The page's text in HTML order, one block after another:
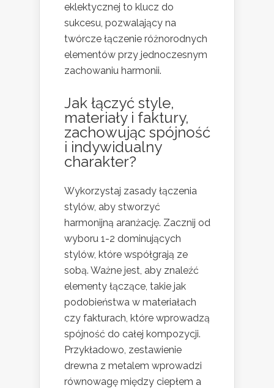
eklektycznej to klucz do
sukcesu, pozwalający na
twórcze łączenie różnorodnych
elementów przy jednoczesnym
zachowaniu harmonii.
Jak łączyć style,
materiały i faktury,
zachowując spójność
i indywidualny
charakter?
Wykorzystaj zasady łączenia
stylów, aby stworzyć
harmonijną aranżację. Zacznij od
wyboru 1-2 dominujących
stylów, które współgrają ze
sobą. Ważne jest, aby znaleźć
elementy łączące, takie jak
podobieństwa w materiałach
czy fakturach, które wprowadzą
spójność do całej kompozycji.
Przykładowo, zestawienie
drewna z metalem wprowadzi
równowagę między ciepłem a